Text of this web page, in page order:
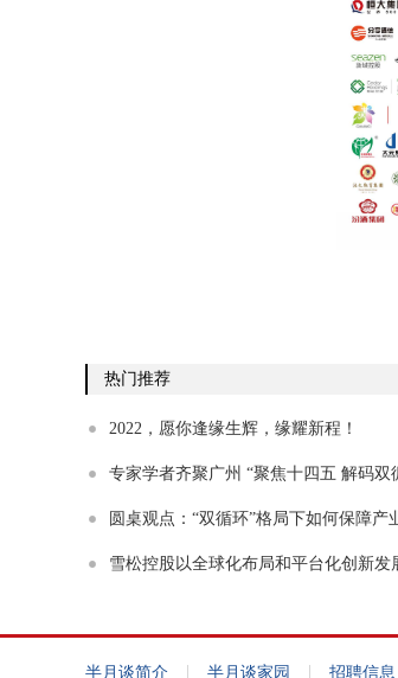
热门推荐
2022，愿你逢缘生辉，缘耀新程！
专家学者齐聚广州 “聚焦十四五 解码双
圆桌观点：“双循环”格局下如何保障产
雪松控股以全球化布局和平台化创新发
半月谈简介 | 半月谈家园 | 招聘信息